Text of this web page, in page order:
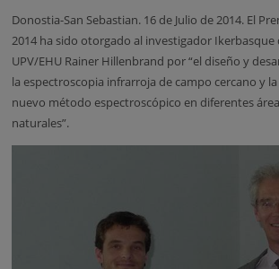
Donostia-San Sebastian. 16 de Julio de 2014. El
2014 ha sido otorgado al investigador Ikerbasque
UPV/EHU Rainer Hillenbrand por “el diseño y
la espectroscopia infrarroja de campo cercano y
nuevo método espectroscópico en diferentes
naturales”.